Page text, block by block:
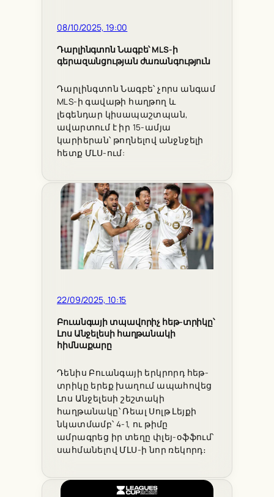
08/10/2025, 19:00
Դարլինգտոն Նագբե՝ MLS-ի
գերազանցության ժառանգություն
Դարլինգտոն Նագբե՝ չորս անգամ
MLS-ի գավաթի հաղթող և
լեգենդար կիսապաշտպան,
ավարտում է իր 15-ամյա
կարիերան՝ թողնելով անջնջելի
հետք ՄԼՍ-ում:
22/09/2025, 10:15
Բուանգայի տպավորիչ հեթ-տրիկը՝
Լոս Անջելեսի հաղթանակի
հիմնաքարը
Դենիս Բուանգայի երկրորդ հեթ-
տրիկը երեք խաղում ապահովեց
Լոս Անջելեսի շեշտակի
հաղթանակը՝ Ռեալ Սոլթ Լեյքի
նկատմամբ՝ 4-1, ու թիմը
ամրագրեց իր տեղը փլեյ-օֆֆում՝
սահմանելով ՄԼՍ-ի նոր ռեկորդ։